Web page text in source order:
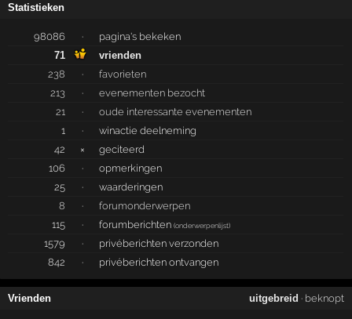
Statistieken
98086 ·
pagina's bekeken
71
vrienden
238
·
favorieten
213
·
evenementen bezocht
21
·
oude interessante evenementen
1
·
winactie deelneming
42
×
geciteerd
106
·
opmerkingen
25
·
waarderingen
8
·
forumonderwerpen
115
· forumberichten(onderwerpenlijst)
1579 ·
privéberichten verzonden
842
· privéberichten ontvangen
Vrienden uitgebreid · beknopt